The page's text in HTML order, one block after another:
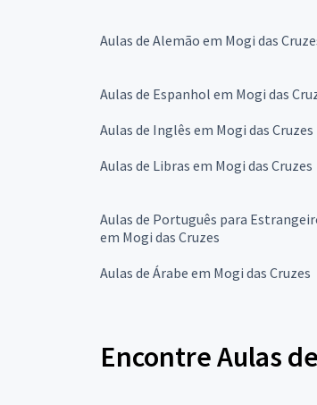
Aulas de Alemão em Mogi das
Aulas de Espanhol em Mogi das
Aulas de Inglês em Mogi das Cruzes
Aulas de Libras em Mogi das Cruzes
Aulas de Português para
em Mogi das Cruzes
Aulas de Árabe em Mogi das Cruzes
Encontre Aulas